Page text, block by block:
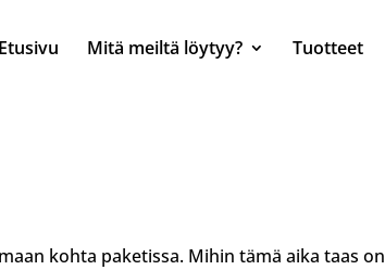
Etusivu Mitä meiltä löytyy? Tuotteet
kohta paketissa. Mihin tämä aika taas on